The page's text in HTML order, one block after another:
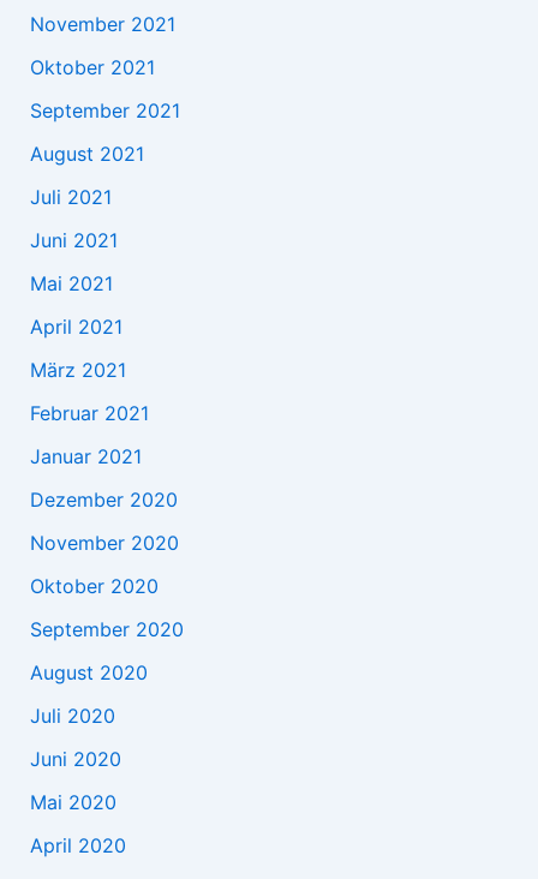
November 2021
Oktober 2021
September 2021
August 2021
Juli 2021
Juni 2021
Mai 2021
April 2021
März 2021
Februar 2021
Januar 2021
Dezember 2020
November 2020
Oktober 2020
September 2020
August 2020
Juli 2020
Juni 2020
Mai 2020
April 2020